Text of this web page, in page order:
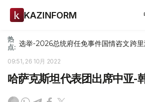
KAZINFORM
热
点: 选举-2026总统府任免事件国情咨文跨
09:51, 26 10月 2022
哈萨克斯坦代表团出席中亚-